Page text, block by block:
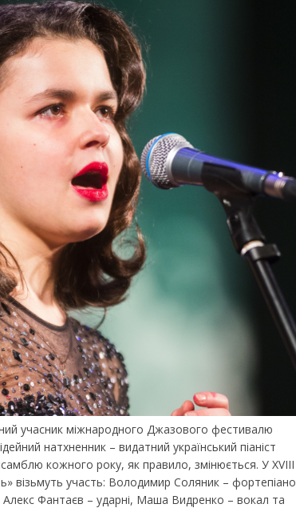
учасник міжнародного Джазового фестивалю
натхненник – видатний український піаніст
кожного року, як правило, змінюється. У ХVIII
візьмуть участь: Володимир Соляник –
Фантаєв – ударні, Маша Видренко – вокал та